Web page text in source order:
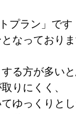
プラン」です
なっておりま
る方が多いと
りにくく、
ゆっくりと